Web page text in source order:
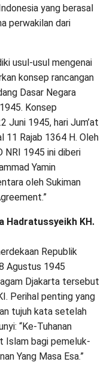
yang berasal
perwakilan dari
usul-usul mengenai
konsep rancangan
Dasar Negara
Konsep
Juni 1945, hari Jum’at
11 Rajab 1364 H. Oleh
NRI 1945 ini diberi
Yamin
oleh Sukiman
Hadratussyeikh KH.
Republik
Agustus 1945
Djakarta tersebut
Perihal penting yang
tujuh kata setelah
“Ke-Tuhanan
Islam bagi pemeluk-
Yang Masa Esa.”